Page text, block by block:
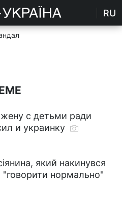
RU
с детьми ради
и украинку
який накинувся
"говорити нормально"